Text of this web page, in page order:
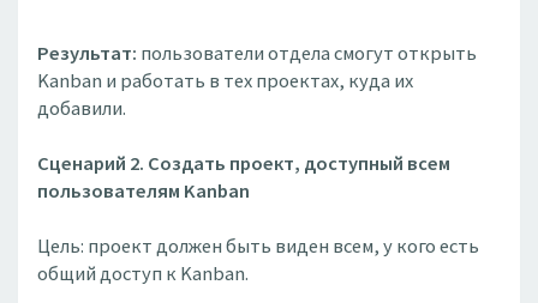
Результат: пользователи отдела смогут открыть
Kanban и работать в тех проектах, куда их
добавили.
Сценарий 2. Создать проект, доступный всем
пользователям Kanban
Цель: проект должен быть виден всем, у кого есть
общий доступ к Kanban.